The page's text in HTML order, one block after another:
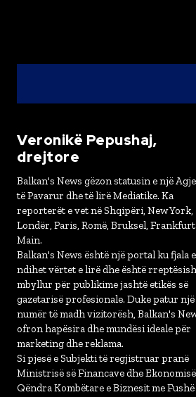
Veronikë Pepushaj,
drejtore
Balkan's News gëzon statusin e një
të Pavarur dhe të lirë Mediatike. Ka
reporterët e vet në Shqipëri, New York,
Londër, Paris, Romë, Bruksel,
Main.
Balkan's News është një portal ku fjala
ndihet vërtet e lirë dhe është
mbyllur për publikime jashtë etikës së
gazetarisë profesionale. Duke patur një
numër të madh vizitorësh, Balkan's
ofron hapësira dhe mundësi ideale për
marketing dhe reklama.
Si pjesë e Subjekti të regjistruar pranë
Ministrisë së Financave dhe
Qëndra Kombëtare e Biznesit me Fushë